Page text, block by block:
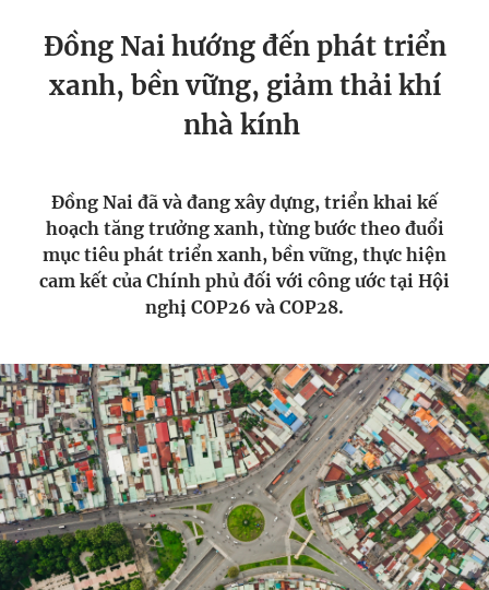
Đồng Nai hướng đến phát triển
xanh, bền vững, giảm thải khí
nhà kính
Đồng Nai đã và đang xây dựng, triển khai kế
hoạch tăng trưởng xanh, từng bước theo đuổi
mục tiêu phát triển xanh, bền vững, thực hiện
cam kết của Chính phủ đối với công ước tại Hội
nghị COP26 và COP28.